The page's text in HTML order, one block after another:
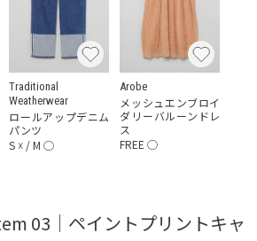
Traditional
Weatherwear
ロールアップデニム
パンツ
S ☓ / M ◯
Arobe
メッシュエンブロイ
ダリーバルーンドレ
ス
FREE ◯
03｜ペイントプリントキャ